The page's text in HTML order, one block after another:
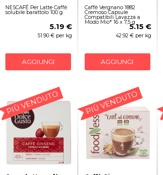
NESCAFÉ Per Latte Caffè
solubile barattolo 100 g
5.19 €
51.90 € per kg
AGGIUNGI
Caffè Vergnano 1882
Cremoso Capsule
Compatibili Lavazza a
Modo Mio* 16 x 7,5 g
5.15 €
42.92 € per kg
AGGIUNGI
PIÙ VENDUTO PIÙ VENDUTO